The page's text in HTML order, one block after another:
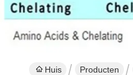
Huis Producten